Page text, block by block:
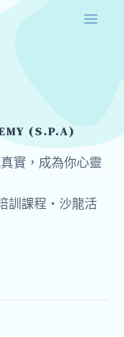
Main
(S.P.A)
實，成為你心靈
訓課程・沙龍活